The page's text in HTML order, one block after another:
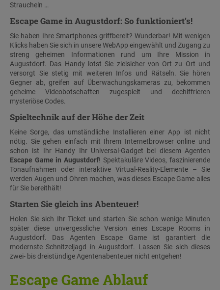
Straucheln …
Escape Game in Augustdorf: So funktioniert’s!
Sie haben Ihre Smartphones griffbereit? Wunderbar! Mit wenigen
Klicks haben Sie sich in unsere WebApp eingewählt und Zugang zu
streng geheimen Informationen rund um Ihre Mission in
Augustdorf. Das Handy lotst Sie zielsicher von Ort zu Ort und
versorgt Sie stetig mit weiteren Infos und Rätseln. Sie hören
Gegner ab, greifen auf Überwachungskameras zu, bekommen
geheime Videobotschaften zugespielt und dechiffrieren
mysteriöse Codes.
Spieltechnik auf der Höhe der Zeit
Keine Sorge, das umständliche Installieren einer App ist nicht
nötig. Sie gehen einfach mit Ihrem Internetbrowser online und
schon ist Ihr Handy Ihr Universal-Gadget bei diesem Agenten
Escape Game in Augustdorf! Spektakuläre Videos, faszinierende
Tonaufnahmen oder interaktive Virtual-Reality-Elemente – Sie
werden Augen und Ohren machen, was dieses Escape Game alles
für Sie bereithält!
Starten Sie gleich ins Abenteuer!
Holen Sie sich Ihr Ticket und starten Sie schon wenige Minuten
später diese unvergessliche Version eines Escape Rooms in
Augustdorf. Das Agenten Escape Game ist garantiert die
modernste Schnitzeljagd in Augustdorf. Lassen Sie sich dieses
zwei- bis dreistündige Agentenabenteuer nicht entgehen!
Escape Game Ablauf